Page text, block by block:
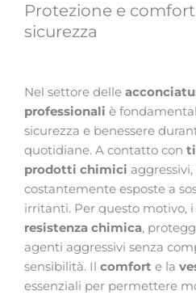
Protezione e
sicurezza
Nel settore delle
professionali è
sicurezza e benessere
quotidiane. A contatto con
prodotti chimici
costantemente esposte a
irritanti. Per questo motivo,
resistenza chimica,
agenti aggressivi senza
sensibilità. Il comfort e la
essenziali per permettere